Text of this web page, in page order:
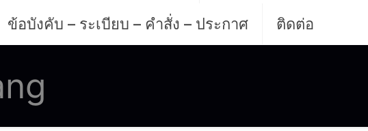
ข้อบังคับ – ระเบียบ – คำสั่ง – ประกาศ ติดต่อ